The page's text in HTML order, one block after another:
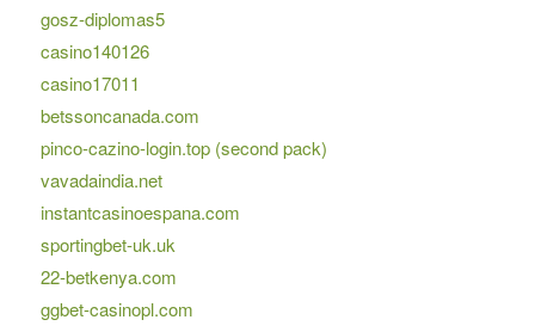
gosz-diplomas5
casino140126
casino17011
betssoncanada.com
pinco-cazino-login.top (second pack)
vavadaindia.net
instantcasinoespana.com
sportingbet-uk.uk
22-betkenya.com
ggbet-casinopl.com